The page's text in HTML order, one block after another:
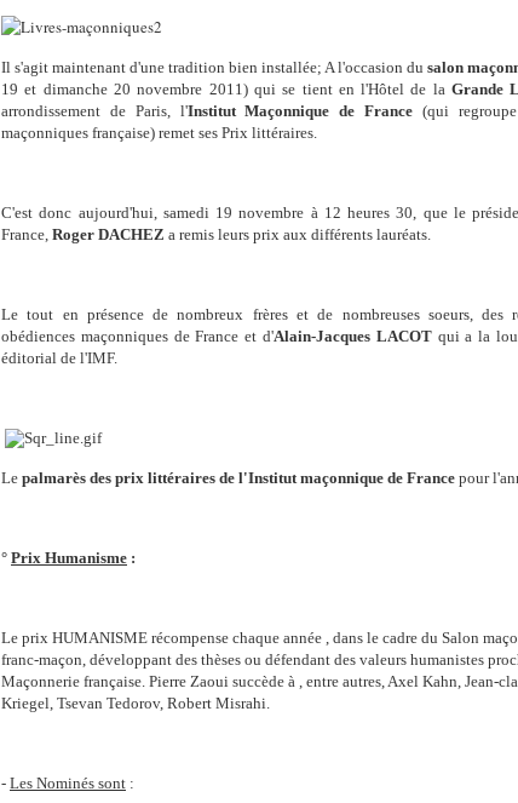
Il s'agit maintenant d'une tradition bien installée; A l'occasion du salon
19 et dimanche 20 novembre 2011) qui se tient en l'Hôtel de laGrande
arrondissement de Paris, l'Institut Maçonnique de France (qui
maçonniques française) remet ses Prix littéraires.
C'est donc aujourd'hui, samedi 19 novembre à 12 heures 30, que le
France, Roger DACHEZ a remis leurs prix aux différents lauréats.
Le tout en présence de nombreux frères et de nombreuses soeurs, des
obédiences maçonniques de France et d'Alain-Jacques LACOTqui a la
éditorial de l'IMF.
Le palmarès des prix littéraires de l'Institut maçonnique de France pour
° Prix Humanisme :
Le prix HUMANISME récompense chaque année , dans le cadre du Salon
franc-maçon, développant des thèses ou défendant des valeurs humanistes
Maçonnerie française. Pierre Zaoui succède à , entre autres, Axel Kahn, Jean-
Kriegel, Tsevan Tedorov, Robert Misrahi.
- Les Nominés sont :